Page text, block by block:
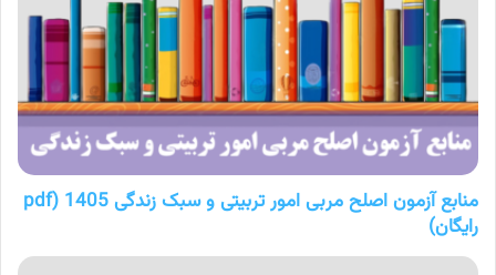
منابع آزمون اصلح مربی امور تربیتی و سبک زندگی 1405 (pdf
رایگان)